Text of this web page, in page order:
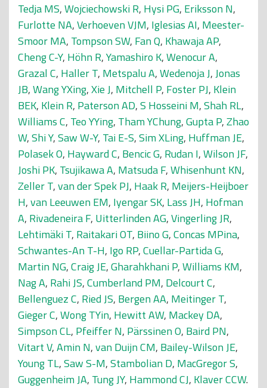
Tedja MS,Wojciechowski R, Hysi PG, Eriksson N,
Furlotte NA,Verhoeven VJM, Iglesias AI, Meester-
Smoor MA, Tompson SW, Fan Q, Khawaja AP,
Cheng C-Y, Höhn R,Yamashiro K,Wenocur A,
Grazal C, Haller T, Metspalu A,Wedenoja J,Jonas
JB,Wang YXing,Xie J, Mitchell P, Foster PJ, Klein
BEK, Klein R, Paterson AD,S Hosseini M,Shah RL,
Williams C, Teo YYing, Tham YChung,Gupta P,Zhao
W,Shi Y,Saw W-Y, Tai E-S,Sim XLing, Huffman JE,
Polasek O, Hayward C, Bencic G, Rudan I,Wilson JF,
Joshi PK, Tsujikawa A, Matsuda F,Whisenhunt KN,
Zeller T,van der Spek PJ, Haak R, Meijers-Heijboer
H,van Leeuwen EM, Iyengar SK, Lass JH, Hofman
A, Rivadeneira F, Uitterlinden AG,Vingerling JR,
Lehtimäki T, Raitakari OT, Biino G,Concas MPina,
Schwantes-An T-H, Igo RP,Cuellar-Partida G,
Martin NG,Craig JE,Gharahkhani P,Williams KM,
Nag A, Rahi JS,Cumberland PM, Delcourt C,
Bellenguez C, Ried JS, Bergen AA, Meitinger T,
Gieger C,Wong TYin, Hewitt AW, Mackey DA,
Simpson CL, Pfeiffer N, Pärssinen O, Baird PN,
Vitart V,Amin N,van Duijn CM, Bailey-Wilson JE,
Young TL,Saw S-M,Stambolian D, MacGregor S,
Guggenheim JA, Tung JY, Hammond CJ, Klaver CCW.